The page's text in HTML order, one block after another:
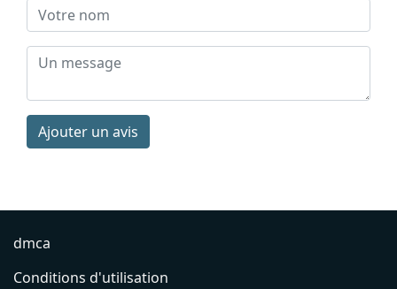
Ajouter un avis
dmca
Conditions d'utilisation